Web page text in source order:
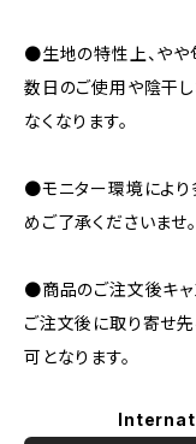
●生地の特性上、やや
数日のご使用や陰干
なくなります。
●モニター環境により
めご了承くださいませ。
●商品のご注文後キャ
ご注文後に取り寄せ
可となります。